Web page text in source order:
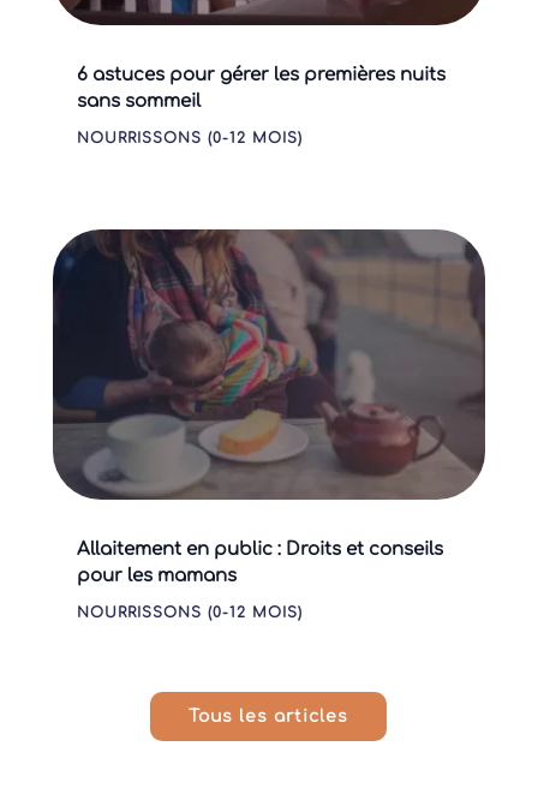
6 astuces pour gérer les premières nuits
sans sommeil
NOURRISSONS (0-12 MOIS)
Allaitement en public : Droits et conseils
pour les mamans
NOURRISSONS (0-12 MOIS)
Tous les articles